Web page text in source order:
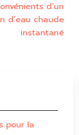
d’un
d’eau chaude
instantané
pour la